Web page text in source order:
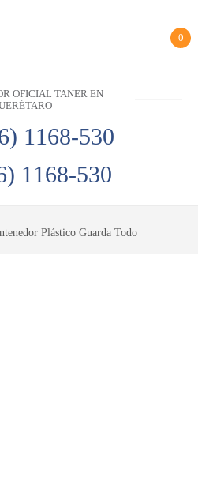
0
OFICIAL TANER EN
1168-530
1168-530
Plástico Guarda Todo